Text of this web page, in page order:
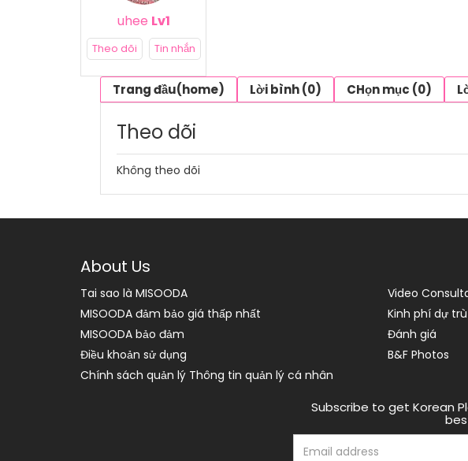
uhee Lv1
Theo dõi Tin nhắn
Trang đầu(home) Lời bình (0) CHọn mục (0)
Theo dõi
Không theo dõi
About Us
Tai sao là MISOODA
MISOODA đảm bảo giá thấp nhất
MISOODA bảo đảm
Điều khoản sử dụng
Chính sách quản lý Thông tin quản lý cá nhân
Video
Kinh phí dự trù
Đánh giá
B&F Photos
Subscribe to get Korean